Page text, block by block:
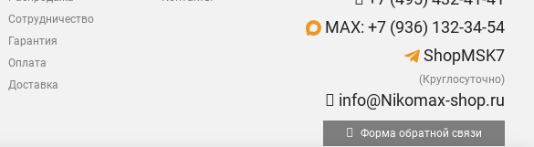
Сотрудничество
Гарантия
Оплата
Доставка
MAX: +7 (936) 132-34-54
ShopMSK7
(Круглосуточно)
info@Nikomax-shop.ru
Форма обратной связи